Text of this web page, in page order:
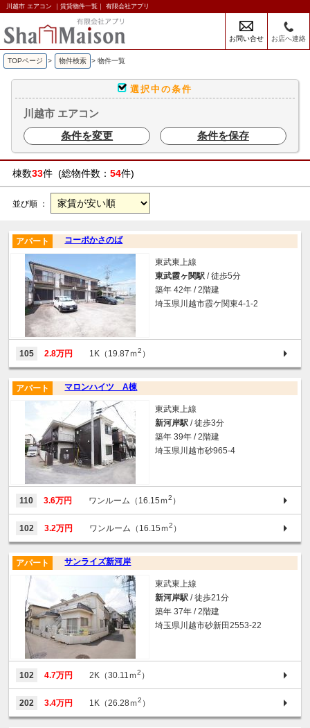
川越市 エアコン ｜賃貸物件一覧｜ 有限会社アプリ
お問い合せ お店へ連絡
TOPページ > 物件検索 > 物件一覧
選択中の条件
川越市 エアコン
条件を変更
条件を保存
棟数33件 (総物件数： 54件)
並び順 ：
コーポかさのば
アパート
東武東上線
東武霞ヶ関駅 / 徒歩5分
築年 42年 / 2階建
埼玉県川越市霞ケ関東4-1-2
105 2.8万円 1K（19.87ｍ2 ）
マロンハイツ A棟
アパート
東武東上線
新河岸駅 / 徒歩3分
築年 39年 / 2階建
埼玉県川越市砂965-4
110 3.6万円 ワンルーム（16.15ｍ2 ）
102 3.2万円 ワンルーム（16.15ｍ2 ）
サンライズ新河岸
アパート
東武東上線
新河岸駅 / 徒歩21分
築年 37年 / 2階建
埼玉県川越市砂新田2553-22
102 4.7万円 2K（30.11ｍ2 ）
202 3.4万円 1K（26.28ｍ2 ）